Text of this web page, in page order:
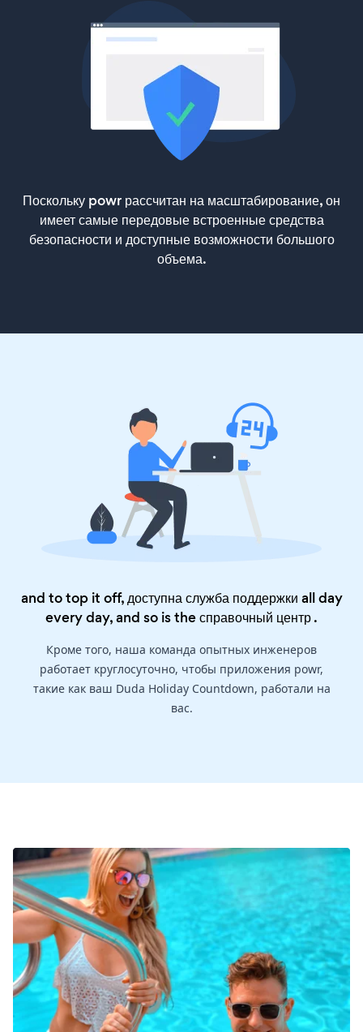
Поскольку powr рассчитан на масштабирование, он
имеет самые передовые встроенные средства
безопасности и доступные возможности большого
объема.
and to top it off, доступна служба поддержки all day
every day, and so is theсправочный центр.
Кроме того, наша команда опытных инженеров
работает круглосуточно, чтобы приложения powr,
такие как ваш Duda Holiday Countdown, работали на
вас.